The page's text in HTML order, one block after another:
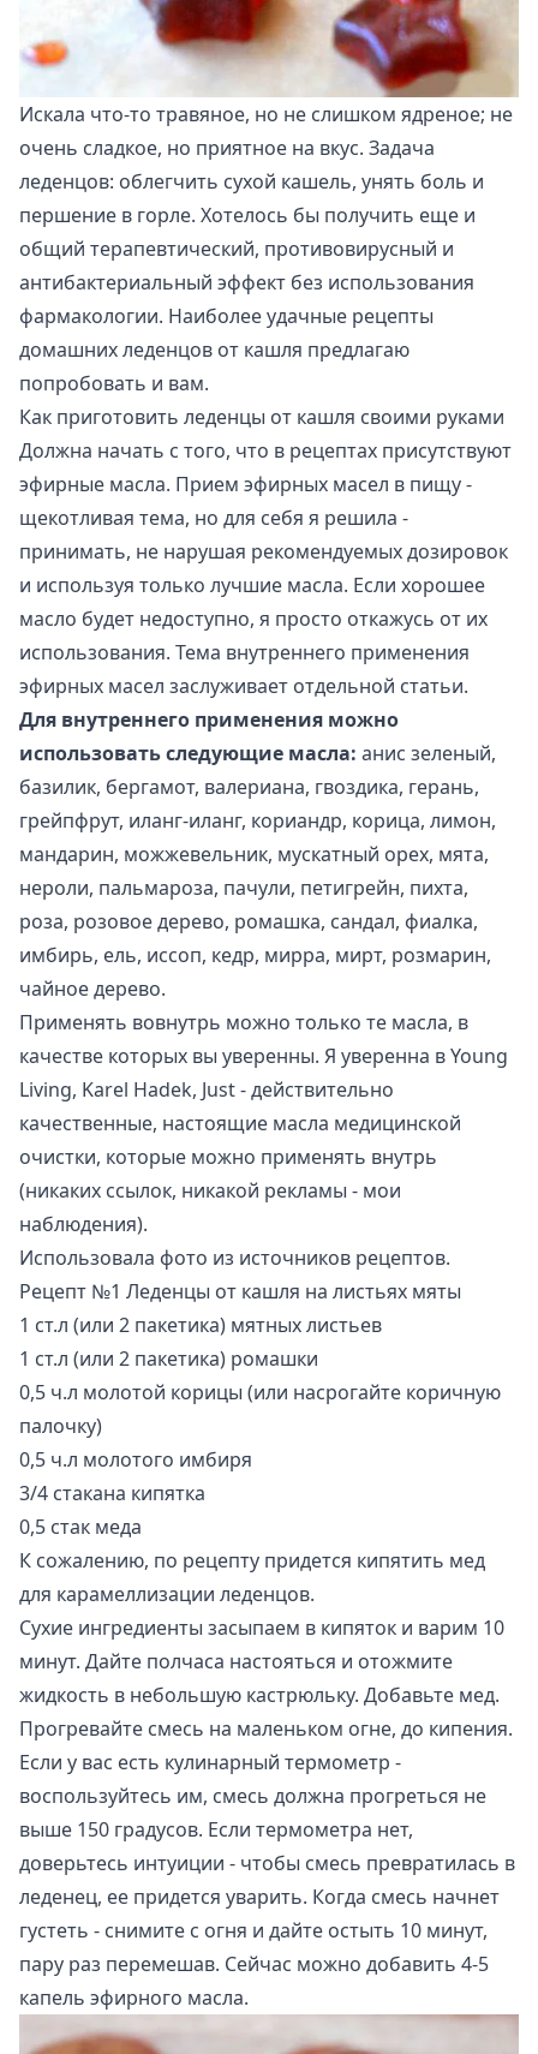
Искала что-то травяное, но не слишком ядреное; не
очень сладкое, но приятное на вкус. Задача
леденцов: облегчить сухой кашель, унять боль и
першение в горле. Хотелось бы получить еще и
общий терапевтический, противовирусный и
антибактериальный эффект без использования
фармакологии. Наиболее удачные рецепты
домашних леденцов от кашля предлагаю
попробовать и вам.
Как приготовить леденцы от кашля своими руками
Должна начать с того, что в рецептах присутствуют
эфирные масла. Прием эфирных масел в пищу -
щекотливая тема, но для себя я решила -
принимать, не нарушая рекомендуемых дозировок
и используя только лучшие масла. Если хорошее
масло будет недоступно, я просто откажусь от их
использования. Тема внутреннего применения
эфирных масел заслуживает отдельной статьи.
Для внутреннего применения можно
использовать следующие масла: анис зеленый,
базилик, бергамот, валериана, гвоздика, герань,
грейпфрут, иланг-иланг, кориандр, корица, лимон,
мандарин, можжевельник, мускатный орех, мята,
нероли, пальмароза, пачули, петигрейн, пихта,
роза, розовое дерево, ромашка, сандал, фиалка,
имбирь, ель, иссоп, кедр, мирра, мирт, розмарин,
чайное дерево.
Применять вовнутрь можно только те масла, в
качестве которых вы уверенны. Я уверенна в Young
Living, Karel Hadek, Just - действительно
качественные, настоящие масла медицинской
очистки, которые можно применять внутрь
(никаких ссылок, никакой рекламы - мои
наблюдения).
Использовала фото из источников рецептов.
Рецепт №1 Леденцы от кашля на листьях мяты
1 ст.л (или 2 пакетика) мятных листьев
1 ст.л (или 2 пакетика) ромашки
0,5 ч.л молотой корицы (или насрогайте коричную
палочку)
0,5 ч.л молотого имбиря
3/4 стакана кипятка
0,5 стак меда
К сожалению, по рецепту придется кипятить мед
для карамеллизации леденцов.
Сухие ингредиенты засыпаем в кипяток и варим 10
минут. Дайте полчаса настояться и отожмите
жидкость в небольшую кастрюльку. Добавьте мед.
Прогревайте смесь на маленьком огне, до кипения.
Если у вас есть кулинарный термометр -
воспользуйтесь им, смесь должна прогреться не
выше 150 градусов. Если термометра нет,
доверьтесь интуиции - чтобы смесь превратилась в
леденец, ее придется уварить. Когда смесь начнет
густеть - снимите с огня и дайте остыть 10 минут,
пару раз перемешав. Сейчас можно добавить 4-5
капель эфирного масла.